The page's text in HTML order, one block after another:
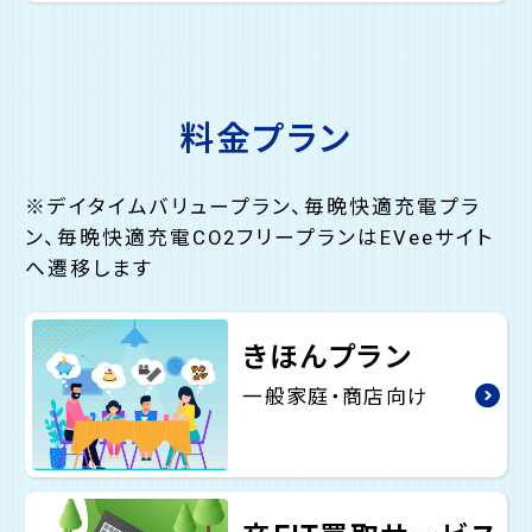
料金プラン
※デイタイムバリュープラン、毎晩快適充電プラ
ン、毎晩快適充電CO2フリープランはEVeeサイト
へ遷移します
きほんプラン
一般家庭・商店向け